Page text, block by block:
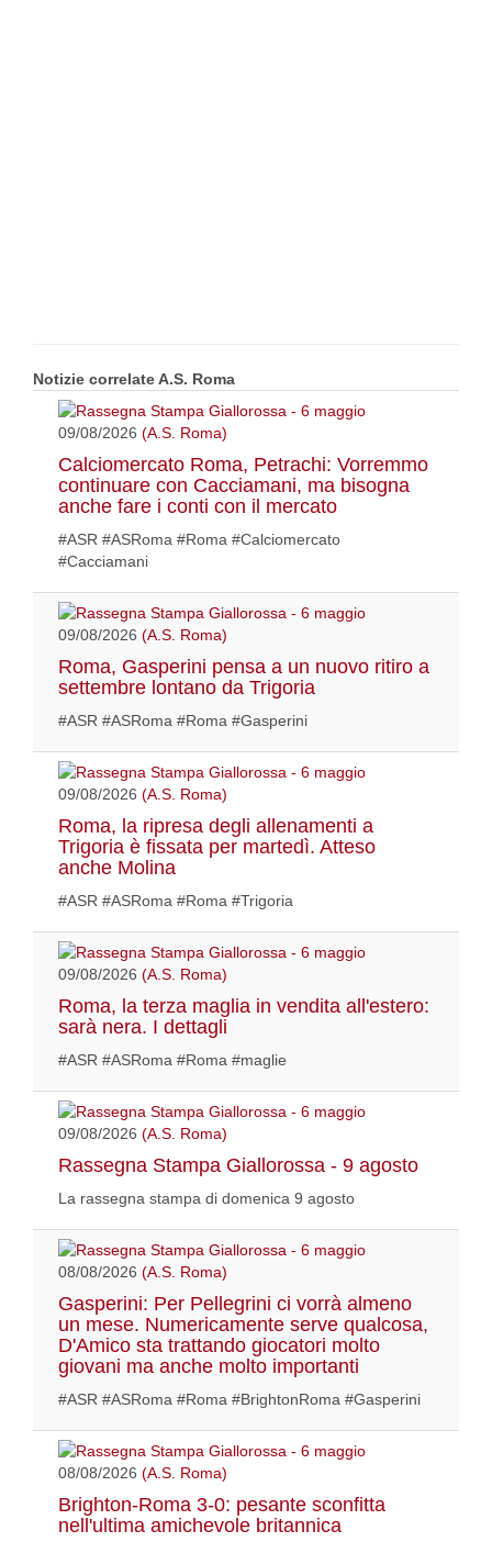
Notizie correlate A.S. Roma
09/08/2026 (A.S. Roma)
Calciomercato Roma, Petrachi: Vorremmo
continuare con Cacciamani, ma bisogna
anche fare i conti con il mercato
#ASR #ASRoma #Roma #Calciomercato
#Cacciamani
09/08/2026 (A.S. Roma)
Roma, Gasperini pensa a un nuovo ritiro a
settembre lontano da Trigoria
#ASR #ASRoma #Roma #Gasperini
09/08/2026 (A.S. Roma)
Roma, la ripresa degli allenamenti a
Trigoria è fissata per martedì. Atteso
anche Molina
#ASR #ASRoma #Roma #Trigoria
09/08/2026 (A.S. Roma)
Roma, la terza maglia in vendita all'estero:
sarà nera. I dettagli
#ASR #ASRoma #Roma #maglie
09/08/2026 (A.S. Roma)
Rassegna Stampa Giallorossa - 9 agosto
La rassegna stampa di domenica 9 agosto
08/08/2026 (A.S. Roma)
Gasperini: Per Pellegrini ci vorrà almeno
un mese. Numericamente serve qualcosa,
D'Amico sta trattando giocatori molto
giovani ma anche molto importanti
#ASR #ASRoma #Roma #BrightonRoma #Gasperini
08/08/2026 (A.S. Roma)
Brighton-Roma 3-0: pesante sconfitta
nell'ultima amichevole britannica